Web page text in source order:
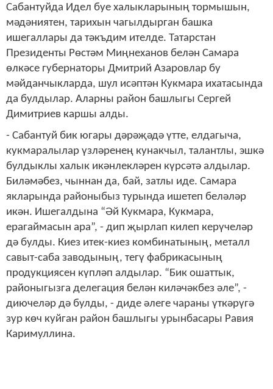
Сабантуйда Идел буе халыкларының тормышын,
мәдәниятен, тарихын чагылдырган башка
ишегаллары да тәкъдим ителде. Татарстан
Президенты Рөстәм Миңнеханов белән Самара
өлкәсе губернаторы Дмитрий Азаровлар бу
мәйданчыкларда, шул исәптән Кукмара ихатасында
да булдылар. Аларны район башлыгы Сергей
Димитриев каршы алды.
- Сабантуй бик югары дәрәҗәдә үтте, елдагыча,
кукмаралылар үзләренең кунакчыл, талантлы, эшкә
булдыклы халык икәнлекләрен күрсәтә алдылар.
Биләмәбез, чыннан да, бай, затлы иде. Самара
якларында районыбыз турында ишетеп беләләр
икән. Ишегалдына “Әй Кукмара, Кукмара,
ерагаймасын ара”, - дип җырлап килеп керүчеләр
дә булды. Киез итек-киез комбинатының, металл
савыт-саба заводының, тегү фабрикасының
продукциясен күпләп алдылар. “Бик ошаттык,
районыгызга делегация белән киләчәкбез әле”, -
диючеләр дә булды, - диде әлеге чараны үткәрүгә
зур көч куйган район башлыгы урынбасары Равия
Каримуллина.